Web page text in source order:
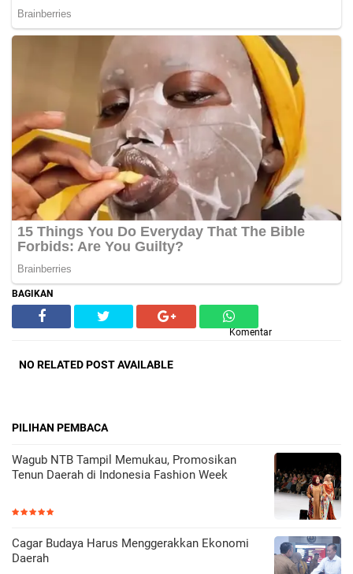
BAGIKAN
Komentar
NO RELATED POST AVAILABLE
PILIHAN PEMBACA
Wagub NTB Tampil Memukau, Promosikan
Tenun Daerah di Indonesia Fashion Week
Cagar Budaya Harus Menggerakkan Ekonomi
Daerah